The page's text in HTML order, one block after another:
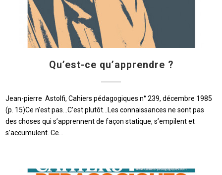
Qu’est-ce qu’apprendre ?
Jean-pierre Astolfi, Cahiers pédagogiques n° 239, décembre 1985
(p. 15)Ce n’est pas…C’est plutôt…Les connaissances ne sont pas
des choses qui s’apprennent de façon statique, s’empilent et
s’accumulent. Ce…